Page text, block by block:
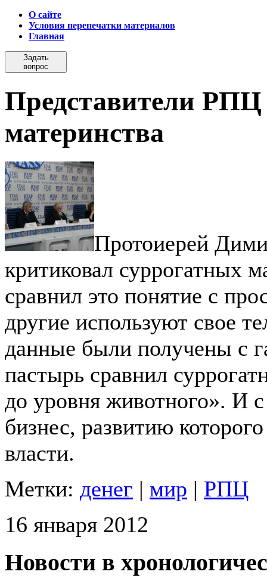
О сайте
Условия перепечатки материалов
Главная
Задать
вопрос
Представители РПЦ
материнства
Протоиерей
критиковал суррогатных
сравнил это понятие с
другие используют свое
данные были получены с
пастырь сравнил
до уровня животного». И с
бизнес, развитию
власти.
Метки: денег | мир | РПЦ
16 января 2012
Новости в